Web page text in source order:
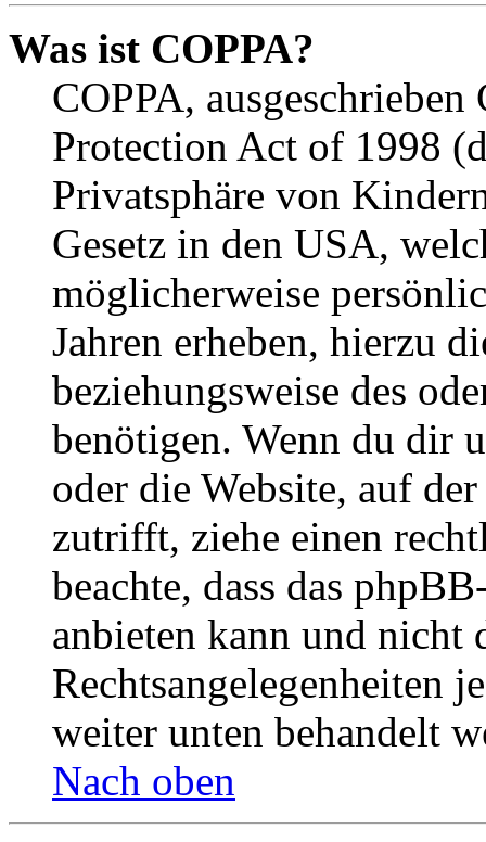
Was ist COPPA?
COPPA,
Protection Act of 1998
Privatsphäre von
Gesetz in den USA,
möglicherweise
Jahren erheben, hierzu
beziehungsweise des
benötigen. Wenn du dir
oder die Website, auf
zutrifft, ziehe einen
beachte, dass das
anbieten kann und nicht
Rechtsangelegenheiten
weiter unten behandelt
Nach oben